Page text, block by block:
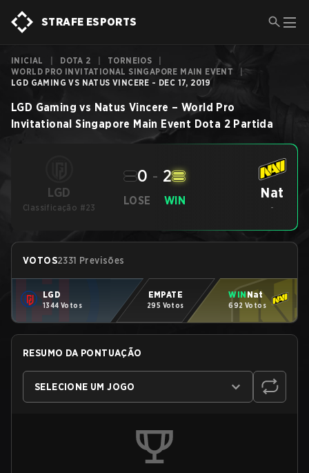
STRAFE ESPORTS
INICIAL DOTA 2 TORNEIOS
WORLD PRO INVITATIONAL SINGAPORE MAIN EVENT
LGD GAMING VS NATUS VINCERE - DEC 17, 2019
LGD Gaming vs Natus Vincere –World Pro
Invitational Singapore Main Event Dota 2 Partida
LGD
Classificação #23
LOSE
0 - 2
WIN Nat
-
VOTOS2331 Previsões
LGD
1344 Votos
EMPATE
295 Votos
WINNat
692 Votos
RESUMO DA PONTUAÇÃO
SELECIONE UM JOGO